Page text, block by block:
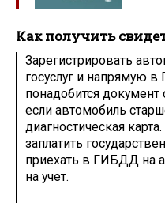
Как получить
Зарегистрировать
госуслуг и напрямую
понадобится документ
если автомобиль
диагностическая
заплатить
приехать в ГИБДД на
на учет.